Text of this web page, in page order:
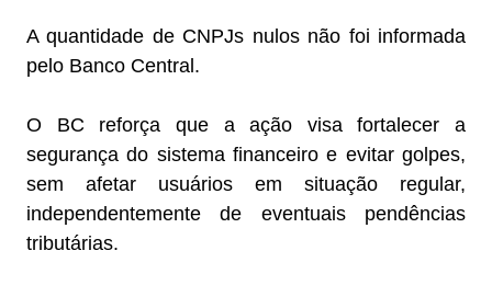
A quantidade de CNPJs nulos não foi informada
pelo Banco Central.
O BC reforça que a ação visa fortalecer a
segurança do sistema financeiro e evitar golpes,
sem afetar usuários em situação regular,
independentemente de eventuais pendências
tributárias.